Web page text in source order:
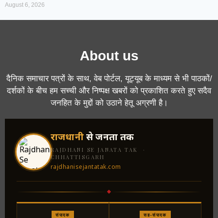
August 6, 2026
About us
दैनिक समाचार पत्रों के साथ, वेब पोर्टल, यूट्यूब के माध्यम से भी पाठकों/
दर्शकों के बीच हम सच्ची और निष्पक्ष खबरों को प्रकाशित करते हुए सदैव
जनहित के मुद्दों को उठाने हेतू अग्रणी है।
राजधानीसे जनता तक
RAJDHANI SE JANATA TAK ·
CHHATTISGARH
rajdhanisejantatak.com
संपादक सह-संपादक